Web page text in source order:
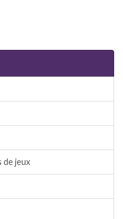
de jeux